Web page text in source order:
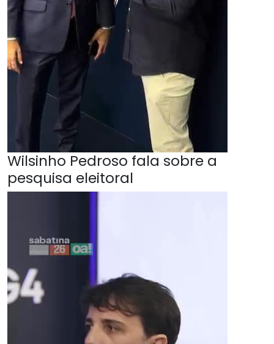
Wilsinho Pedroso fala sobre a
pesquisa eleitoral